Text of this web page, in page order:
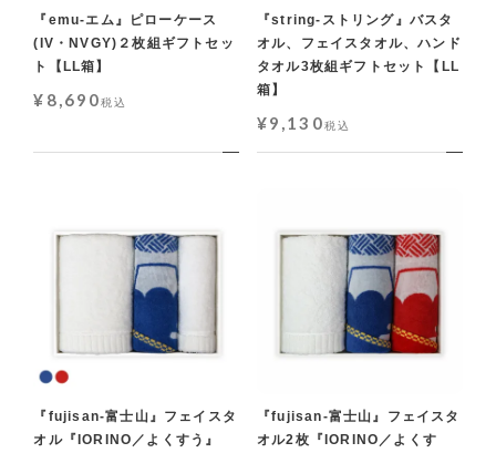
『emu-エム』ピローケース
(IV・NVGY)２枚組ギフトセッ
ト【LL箱】
¥ 8,690税込
『string-ストリング』バスタ
オル、フェイスタオル、ハンド
タオル3枚組ギフトセット【LL
箱】
¥9,130税込
『fujisan-富士山』フェイスタ
オル『IORINO／よくすう』
『fujisan-富士山』フェイスタ
オル2枚『IORINO／よくす